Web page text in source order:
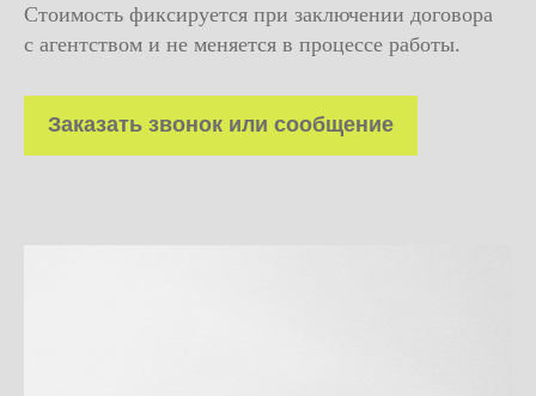
Стоимость фиксируется при заключении договора
с агентством и не меняется в процессе работы.
Заказать звонок или сообщение